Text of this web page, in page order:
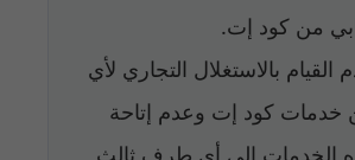
من كود إت.
القيام بالاستغلال التجاري لأي
خدمات كود إت وعدم إتاحة
الخدمات الى أي طرف ثالث